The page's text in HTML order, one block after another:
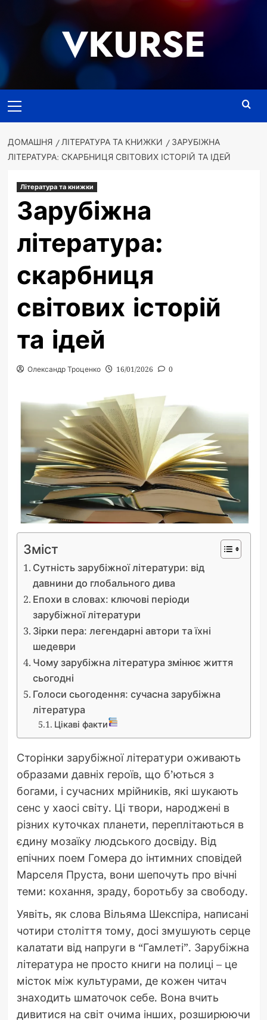
VKURSE
меню
ДОМАШНЯ ЛІТЕРАТУРА ТА КНИЖКИ
ЗАРУБІЖНА
ЛІТЕРАТУРА: СКАРБНИЦЯ СВІТОВИХ ІСТОРІЙ ТА ІДЕЙ
Література та книжки
Зарубіжна
література:
скарбниця
світових історій
та ідей
Олександр Троценко 16/01/2026 0
Зміст
Сутність зарубіжної літератури: від
давнини до глобального дива
Епохи в словах: ключові періоди
зарубіжної літератури
Зірки пера: легендарні автори та їхні
шедеври
Чому зарубіжна література змінює життя
сьогодні
Голоси сьогодення: сучасна зарубіжна
література
Цікаві факти
Сторінки зарубіжної літератури оживають
образами давніх героїв, що б’ються з
богами, і сучасних мрійників, які шукають
сенс у хаосі світу. Ці твори, народжені в
різних куточках планети, переплітаються в
єдину мозаїку людського досвіду. Від
епічних поем Гомера до інтимних сповідей
Марселя Пруста, вони шепочуть про вічні
теми: кохання, зраду, боротьбу за свободу.
Уявіть, як слова Вільяма Шекспіра, написані
чотири століття тому, досі змушують серце
калатати від напруги в “Гамлеті”. Зарубіжна
література не просто книги на полиці – це
місток між культурами, де кожен читач
знаходить шматочок себе. Вона вчить
дивитися на світ очима інших, розширюючи